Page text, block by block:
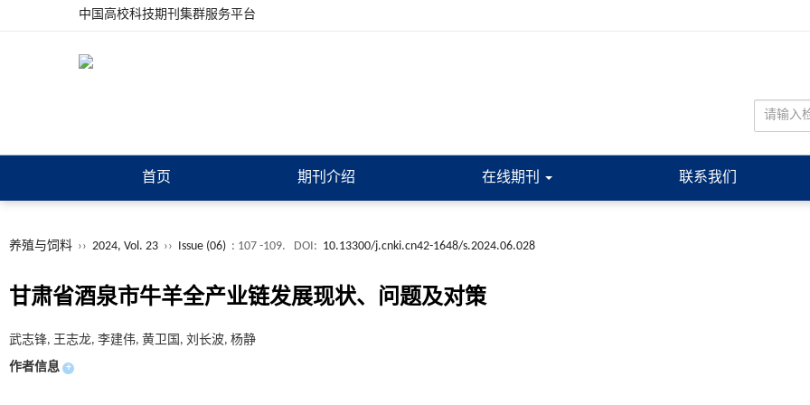
中国高校科技期刊集群服务平台
首页 期刊介绍 在线期刊 联系我们
养殖与饲料 ›› 2024, Vol. 23 ›› Issue (06) : 107 -109. DOI: 10.13300/j.cnki.cn42-1648/s.2024.06.028
甘肃省酒泉市牛羊全产业链发展现状、问题及对策
武志锋, 王志龙, 李建伟, 黄卫国, 刘长波, 杨静
作者信息 +